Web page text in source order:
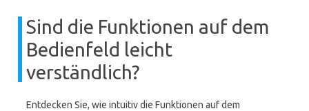
Sind die Funktionen auf dem
Bedienfeld leicht
verständlich?
Entdecken Sie, wie intuitiv die Funktionen auf dem